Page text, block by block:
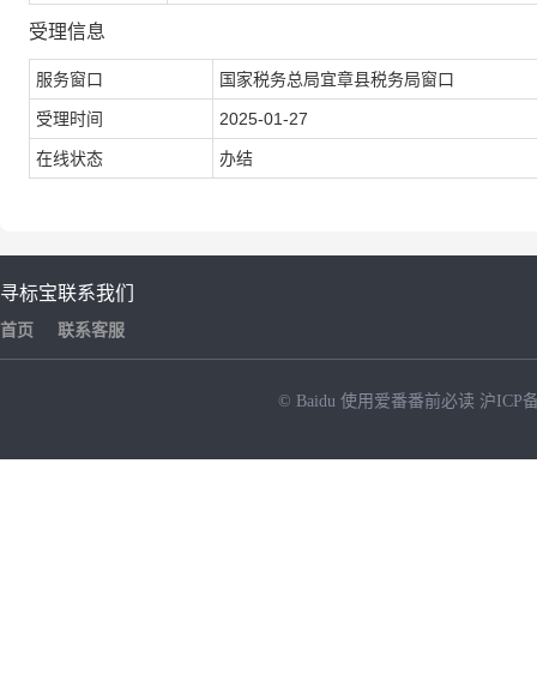
受理信息
服务窗口 国家税务总局宜章县税务局窗口
受理时间 2025-01-27
在线状态 办结
寻标宝
首页
联系我们
联系客服
© Baidu 使用爱番番前必读 沪ICP